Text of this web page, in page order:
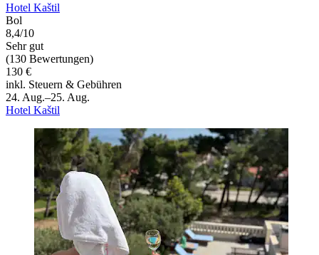
Hotel Kaštil
Bol
8,4/10
Sehr gut
(130 Bewertungen)
130 €
inkl. Steuern & Gebühren
24. Aug.–25. Aug.
Hotel Kaštil